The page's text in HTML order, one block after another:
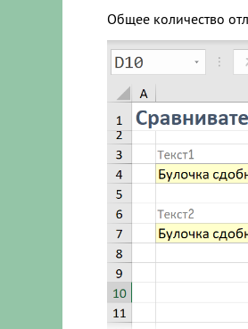
Общее количество